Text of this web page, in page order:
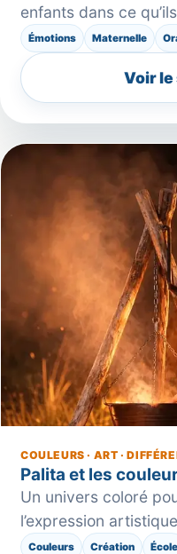
enfants dans ce
Émotions Maternelle
Voir
COULEURS · ART ·
Palita et les
Un univers coloré
l’expression
Couleurs Création École